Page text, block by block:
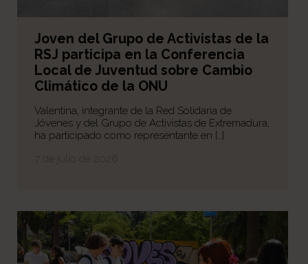
Joven del Grupo de Activistas de la
RSJ participa en la Conferencia
Local de Juventud sobre Cambio
Climático de la ONU
Valentina, integrante de la Red Solidaria de
Jóvenes y del Grupo de Activistas de Extremadura,
ha participado como representante en […]